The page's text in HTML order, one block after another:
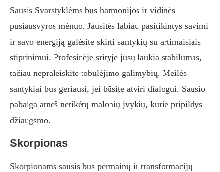
Sausis Svarstyklėms bus harmonijos ir vidinės
pusiausvyros mėnuo. Jausitės labiau pasitikintys savimi
ir savo energiją galėsite skirti santykių su artimaisiais
stiprinimui. Profesinėje srityje jūsų laukia stabilumas,
tačiau nepraleiskite tobulėjimo galimybių. Meilės
santykiai bus geriausi, jei būsite atviri dialogui. Sausio
pabaiga atneš netikėtų malonių įvykių, kurie pripildys
džiaugsmo.
Skorpionas
Skorpionams sausis bus permainų ir transformacijų